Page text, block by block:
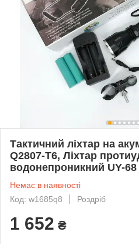
Тактичний ліхтар на
Q2807-T6, Ліхтар
водонепроникний UY-68
Немає в наявності
Код: w1685q8
Роздріб
1 652 ₴